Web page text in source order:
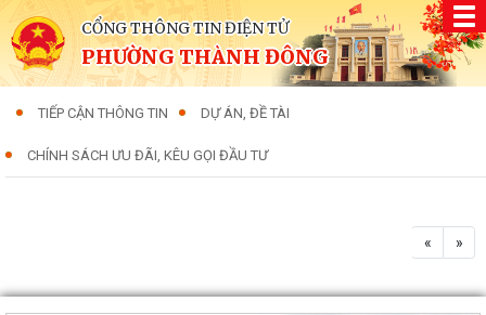
CỔNG THÔNG TIN ĐIỆN TỬ
PHƯỜNG THÀNH ĐÔNG
TIẾP CẬN THÔNG TIN DỰ ÁN, ĐỀ TÀI
CHÍNH SÁCH ƯU ĐÃI, KÊU GỌI ĐẦU TƯ
« »